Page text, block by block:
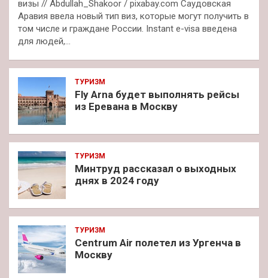
визы // Abdullah_Shakoor / pixabay.com Саудовская
Аравия ввела новый тип виз, которые могут получить в
том числе и граждане России. Instant e-visa введена
для людей,…
ТУРИЗМ
Fly Arna будет выполнять рейсы
из Еревана в Москву
ТУРИЗМ
Минтруд рассказал о выходных
днях в 2024 году
ТУРИЗМ
Centrum Air полетел из Ургенча в
Москву